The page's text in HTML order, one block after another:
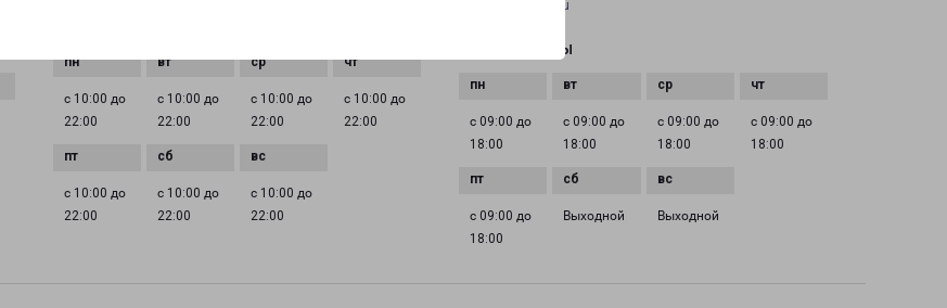
с 10:00 до
22:00
с 10:00 до
22:00
с 10:00 до
22:00
с 10:00 до
22:00
с 10:00 до
22:00
с 10:00 до
22:00
с 10:00 до
22:00
pecom@pecom.ru
ГРАФИК РАБОТЫ
с 09:00 до
18:00
с 09:00 до
18:00
с 09:00 до
18:00
с 09:00 до
18:00
с 09:00 до
18:00
Выходной Выходной